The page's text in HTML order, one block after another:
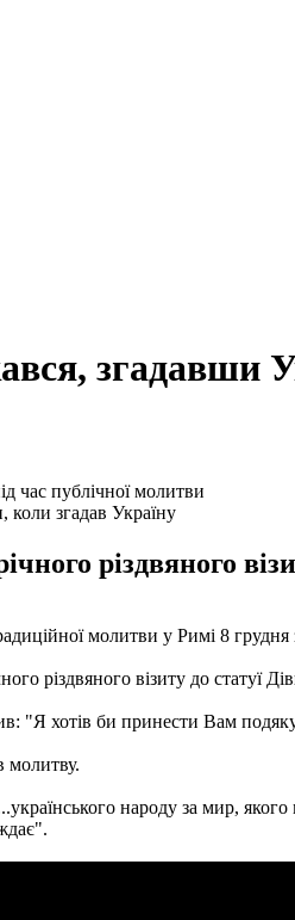
згадавши
коли згадав Україну
різдвяного
молитви у Римі 8
різдвяного візиту до статуї
"Я хотів би принести Вам
молитву.
народу за мир,